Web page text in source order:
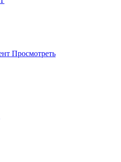
Просмотреть